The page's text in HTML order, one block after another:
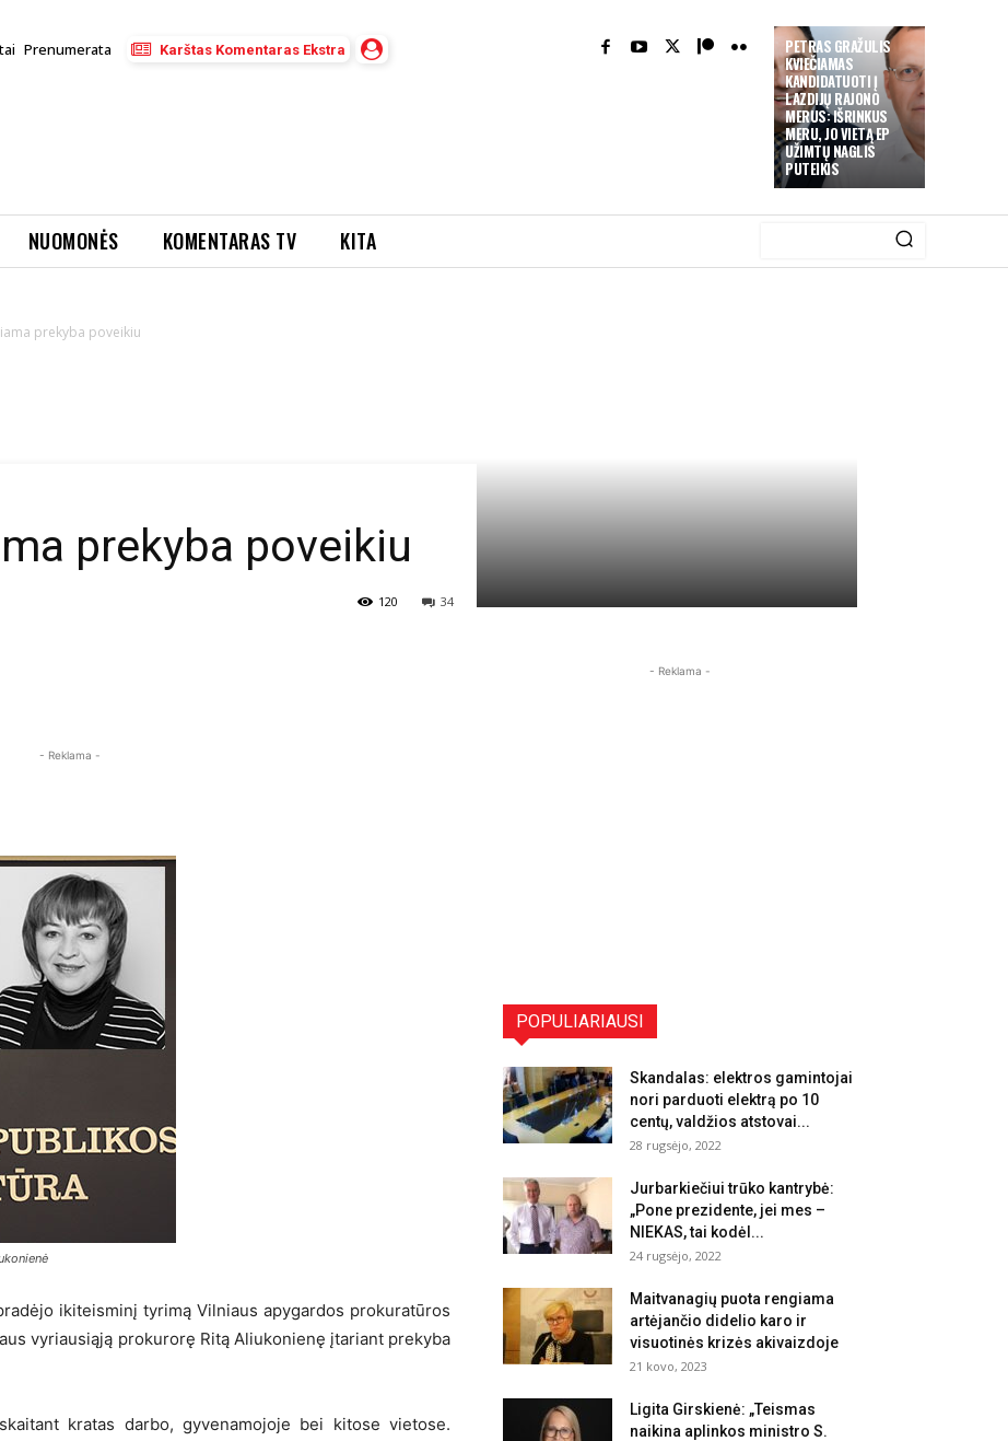
PETRAS GRAŽULIS
KVIEČIAMAS
KANDIDATUOTI Į
LAZDIJŲ RAJONO
MERUS: IŠRINKUS
MERU, JO VIETĄ EP
UŽIMTŲ NAGLIS
PUTEIKIS
Prenumerata Karštas Komentaras Ekstra
NUOMONĖS KOMENTARAS TV KITA
prekyba poveikiu
prekyba poveikiu
34
120
- Reklama -
ikiteisminį tyrimą Vilniaus apygardos prokuratūros
vyriausiąją prokurorę Ritą Aliukonienę įtariant prekyba
kratas darbo, gyvenamojoje bei kitose vietose.
- Reklama -
POPULIARIAUSI
Skandalas: elektros gamintojai
nori parduoti elektrą po 10
centų, valdžios atstovai...
28 rugsėjo, 2022
Jurbarkiečiui trūko kantrybė:
„Pone prezidente, jei mes –
NIEKAS, tai kodėl...
24 rugsėjo, 2022
Maitvanagių puota rengiama
artėjančio didelio karo ir
visuotinės krizės akivaizdoje
21 kovo, 2023
Ligita Girskienė: „Teismas
naikina aplinkos ministro S.